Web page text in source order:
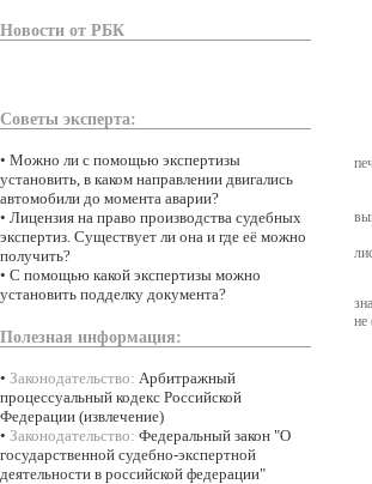
Новости от РБК
Советы эксперта:
• Можно ли с помощью экспертизы
установить, в каком направлении двигались
автомобили до момента аварии?
• Лицензия на право производства судебных
экспертиз. Существует ли она и где её можно
получить?
• С помощью какой экспертизы можно
установить подделку документа?
Полезная информация:
• Законодательство: Арбитражный
процессуальный кодекс Российской
Федерации (извлечение)
• Законодательство: Федеральный закон "О
государственной судебно-экспертной
деятельности в российской федерации"
не